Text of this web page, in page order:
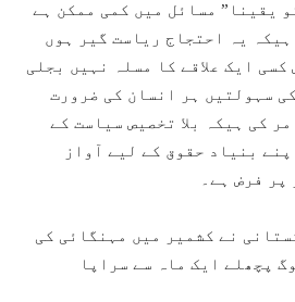
یقینا” مسائل میں کمی ممکن ہے
یہ احتجاج ریاست گیر ہوں
ایک علاقے کا مسلہ نہیں بجلی
سہولتیں ہر انسان کی ضرورت
کی ہیکہ بلا تخصیص سیاست کے
بنیاد حقوق کے لیے آواز
فرض ہے۔
نے کشمیر میں مہنگائی کی
پچھلے ایک ماہ سے سراپا